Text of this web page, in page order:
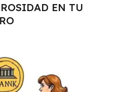
EN TU